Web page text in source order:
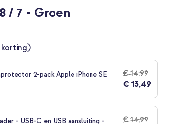
/ 7 - Groen
korting)
2-pack Apple iPhone SE
€ 14,99
€ 13,49
- USB-C en USB aansluiting -
€ 14,99